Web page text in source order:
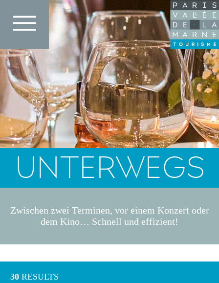
zum
Inhalt
UNTERWEGS
Zwischen zwei Terminen, vor einem Konzert oder
dem Kino… Schnell und effizient!
30 RESULTS